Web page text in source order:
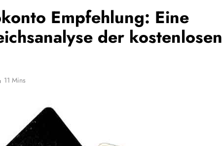
Empfehlung: Eine
der kostenlosen
11 Mins